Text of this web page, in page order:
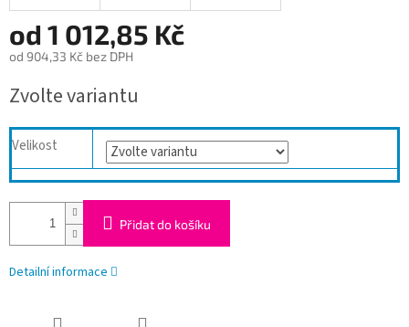
od 1 012,85 Kč
od 904,33 Kč bez DPH
cena:
Zvolte variantu
Velikost
Přidat do košíku
Detailní informace